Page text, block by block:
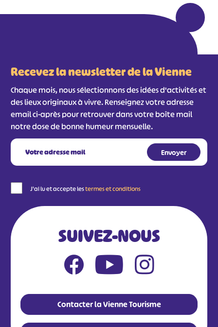
Recevez la newsletter de la Vienne
Chaque mois, nous sélectionnons des idées d'activités et
des lieux originaux à vivre. Renseignez votre adresse
email ci-après pour retrouver dans votre boîte mail
notre dose de bonne humeur mensuelle.
J'ai lu et accepte lestermes et conditions
SUIVEZ-NOUS
Contacter la Vienne Tourisme
#